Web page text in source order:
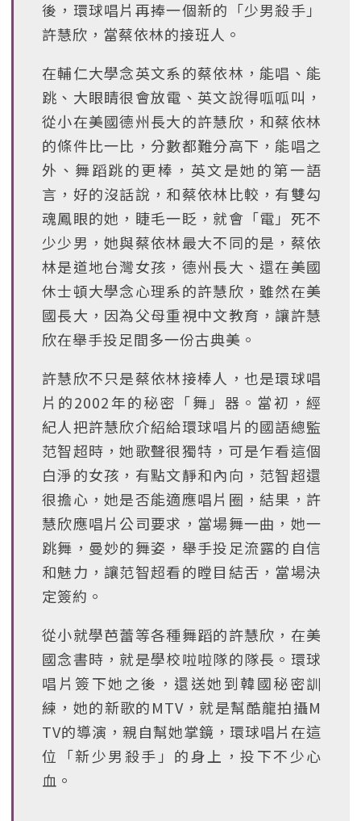
後，環球唱片再捧一個新的「少男殺手」
許慧欣，當蔡依林的接班人。
在輔仁大學念英文系的蔡依林，能唱、能
跳、大眼睛很會放電、英文說得呱呱叫，
從小在美國德州長大的許慧欣，和蔡依林
的條件比一比，分數都難分高下，能唱之
外、舞蹈跳的更棒，英文是她的第一語
言，好的沒話說，和蔡依林比較，有雙勾
魂鳳眼的她，睫毛一眨，就會「電」死不
少少男，她與蔡依林最大不同的是，蔡依
林是道地台灣女孩，德州長大、還在美國
休士頓大學念心理系的許慧欣，雖然在美
國長大，因為父母重視中文教育，讓許慧
欣在舉手投足間多一份古典美。
許慧欣不只是蔡依林接棒人，也是環球唱
片的2002年的秘密「舞」器。當初，經
紀人把許慧欣介紹給環球唱片的國語總監
范智超時，她歌聲很獨特，可是乍看這個
白淨的女孩，有點文靜和內向，范智超還
很擔心，她是否能適應唱片圈，結果，許
慧欣應唱片公司要求，當場舞一曲，她一
跳舞，曼妙的舞姿，舉手投足流露的自信
和魅力，讓范智超看的瞠目結舌，當場決
定簽約。
從小就學芭蕾等各種舞蹈的許慧欣，在美
國念書時，就是學校啦啦隊的隊長。環球
唱片簽下她之後，還送她到韓國秘密訓
練，她的新歌的MTV，就是幫酷龍拍攝M
TV的導演，親自幫她掌鏡，環球唱片在這
位「新少男殺手」的身上，投下不少心
血。